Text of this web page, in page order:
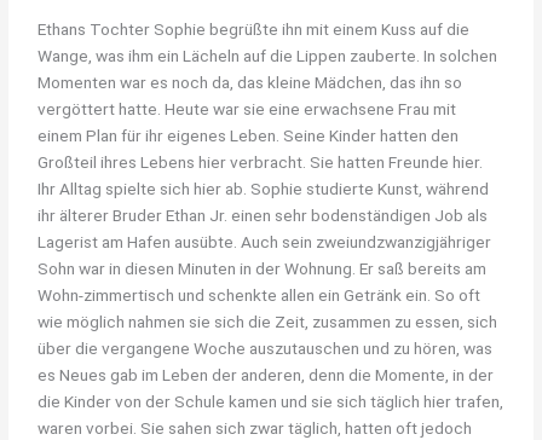
Ethans Tochter Sophie begrüßte ihn mit einem Kuss auf die
Wange, was ihm ein Lächeln auf die Lippen zauberte. In solchen
Momenten war es noch da, das kleine Mädchen, das ihn so
vergöttert hatte. Heute war sie eine erwachsene Frau mit
einem Plan für ihr eigenes Leben. Seine Kinder hatten den
Großteil ihres Lebens hier verbracht. Sie hatten Freunde hier.
Ihr Alltag spielte sich hier ab. Sophie studierte Kunst, während
ihr älterer Bruder Ethan Jr. einen sehr bodenständigen Job als
Lagerist am Hafen ausübte. Auch sein zweiundzwanzigjähriger
Sohn war in diesen Minuten in der Wohnung. Er saß bereits am
Wohn-zimmertisch und schenkte allen ein Getränk ein. So oft
wie möglich nahmen sie sich die Zeit, zusammen zu essen, sich
über die vergangene Woche auszutauschen und zu hören, was
es Neues gab im Leben der anderen, denn die Momente, in der
die Kinder von der Schule kamen und sie sich täglich hier trafen,
waren vorbei. Sie sahen sich zwar täglich, hatten oft jedoch